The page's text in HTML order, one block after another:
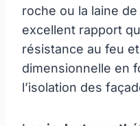
roche ou la laine
excellent rapport
résistance au feu
dimensionnelle en
l’isolation des